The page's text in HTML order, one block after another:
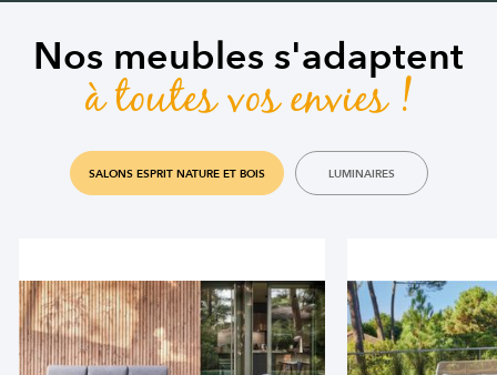
Nos meubles s'adaptent
à toutes vos envies !
SALONS ESPRIT NATURE ET BOIS LUMINAIRES